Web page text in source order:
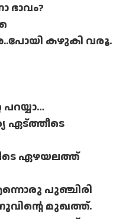
ഭാവം?
കഴുകി വരൂ.
ഏട്ത്തീടെ
ഏഴയലത്ത്
പുഞ്ചിരി
മുഖത്ത്.